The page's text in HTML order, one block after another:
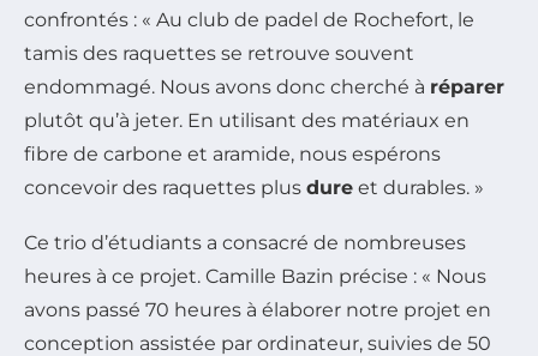
confrontés : « Au club de padel de Rochefort, le
tamis des raquettes se retrouve souvent
endommagé. Nous avons donc cherché à réparer
plutôt qu’à jeter. En utilisant des matériaux en
fibre de carbone et aramide, nous espérons
concevoir des raquettes plus dure et durables. »
Ce trio d’étudiants a consacré de nombreuses
heures à ce projet. Camille Bazin précise : « Nous
avons passé 70 heures à élaborer notre projet en
conception assistée par ordinateur, suivies de 50